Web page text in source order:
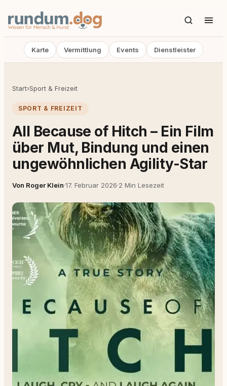
Karte Vermittlung Events Dienstleister
Start›Sport & Freizeit
SPORT & FREIZEIT
All Because of Hitch – Ein Film
über Mut, Bindung und einen
ungewöhnlichen Agility-Star
Von Roger Klein·17. Februar 2026·2 Min Lesezeit